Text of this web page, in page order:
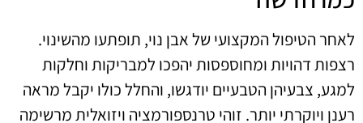
לאחר הטיפול המקצועי של אבן נוי, תופתעו מהשינוי.
רצפות דהויות ומחוספסות יהפכו למבריקות וחלקות
למגע, צבעיהן הטבעיים יודגשו, והחלל כולו יקבל מראה
רענן ויוקרתי יותר. זוהי טרנספורמציה ויזואלית מרשימה